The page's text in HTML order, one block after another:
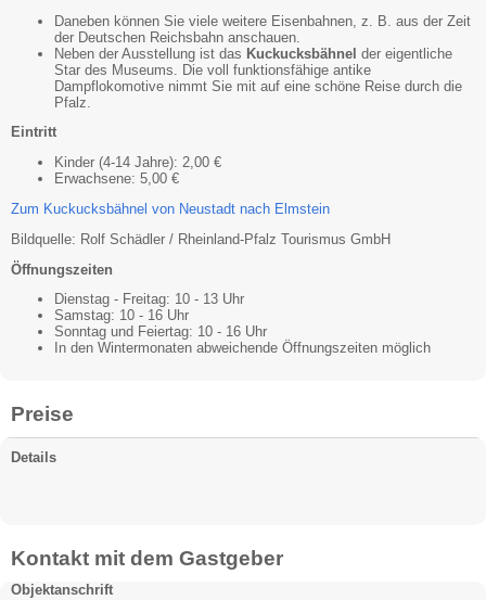
Daneben können Sie viele weitere Eisenbahnen, z. B. aus der Zeit
der Deutschen Reichsbahn anschauen.
Neben der Ausstellung ist das Kuckucksbähnel der eigentliche
Star des Museums. Die voll funktionsfähige antike
Dampflokomotive nimmt Sie mit auf eine schöne Reise durch die
Pfalz.
Eintritt
Kinder (4-14 Jahre): 2,00 €
Erwachsene: 5,00 €
Zum Kuckucksbähnel von Neustadt nach Elmstein
Bildquelle: Rolf Schädler / Rheinland-Pfalz Tourismus GmbH
Öffnungszeiten
Dienstag - Freitag: 10 - 13 Uhr
Samstag: 10 - 16 Uhr
Sonntag und Feiertag: 10 - 16 Uhr
In den Wintermonaten abweichende Öffnungszeiten möglich
Preise
Details
Kontakt mit dem Gastgeber
Objektanschrift